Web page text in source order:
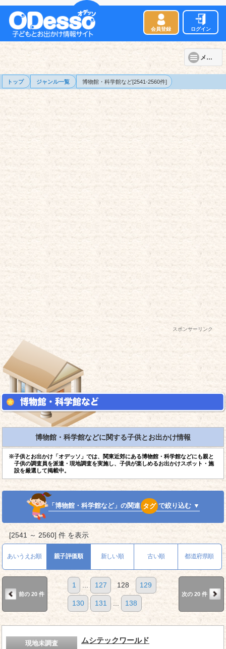
会員登録 ログイン
メニュー
トップ ジャンル一覧 博物館・科学館など[2541-2560件]
スポンサーリンク
博物館・科学館などに関する子供とお出かけ情報
※子供とお出かけ「オデッソ」では、関東近郊にある博物館・科学館などにも親と
子供の調査員を派遣・現地調査を実施し、子供が楽しめるお出かけスポット・施
設を厳選して掲載中。
「博物館・科学館など」の関連 タグ で絞り込む ▼
[2541 ～ 2560] 件 を表示
あいうえお順 親子評価順 新しい順 古い順 都道府県順
前の 20 件
1 ... 127 128 129
130 131 ... 138
次の 20 件
現地未調査 ムシテックワールド